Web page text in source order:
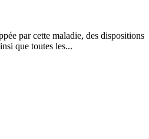
par cette maladie, des dispositions
que toutes les...